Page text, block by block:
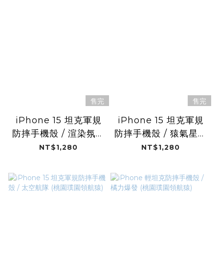
售完
iPhone 15 坦克軍規
防摔手機殼 / 渲染氛圍
(桃園璞園領航猿)
NT$1,280
售完
iPhone 15 坦克軍規
防摔手機殼 / 猿氣星空
(桃園璞園領航猿)
NT$1,280